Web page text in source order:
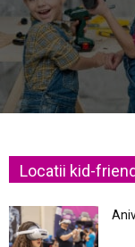
Locatii kid-